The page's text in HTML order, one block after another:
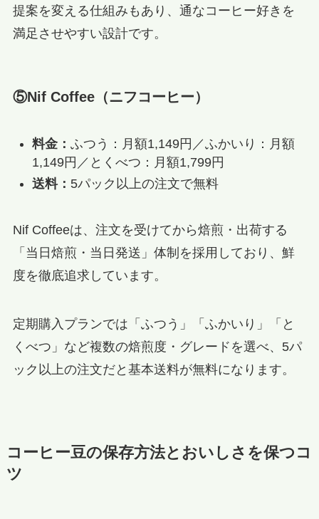
提案を変える仕組みもあり、通なコーヒー好きを
満足させやすい設計です。
⑤Nif Coffee（ニフコーヒー）
料金： ふつう：月額1,149円／ふかいり：月額
1,149円／とくべつ：月額1,799円
送料： 5パック以上の注文で無料
Nif Coffeeは、注文を受けてから焙煎・出荷する
「当日焙煎・当日発送」体制を採用しており、鮮
度を徹底追求しています。
定期購入プランでは「ふつう」「ふかいり」「と
くべつ」など複数の焙煎度・グレードを選べ、5パ
ック以上の注文だと基本送料が無料になります。
コーヒー豆の保存方法とおいしさを保つコ
ツ